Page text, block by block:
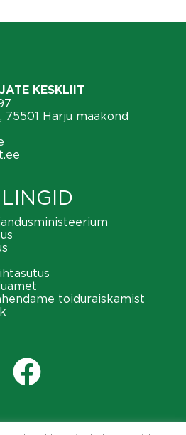
KESKLIIT
75501 Harju maakond
toiduraiskamist